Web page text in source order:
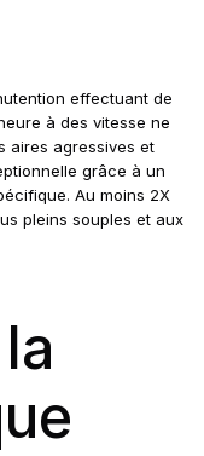
effectuant de
à des vitesse ne
aires agressives et
grâce à un
Au moins 2X
pleins souples et aux